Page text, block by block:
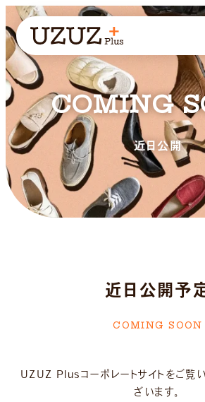
COMING
近日公開
近日公開予
COMING SOON
UZUZ Plusコーポレートサイトをご覧
ざいます。